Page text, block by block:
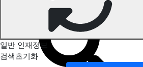
일반 인재정보
검색초기화